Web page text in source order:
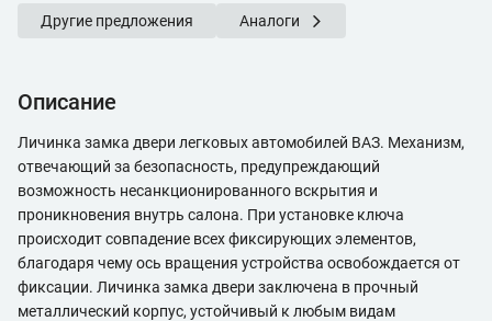
Другие предложения Аналоги
Описание
Личинка замка двери легковых автомобилей ВАЗ. Механизм,
отвечающий за безопасность, предупреждающий
возможность несанкционированного вскрытия и
проникновения внутрь салона. При установке ключа
происходит совпадение всех фиксирующих элементов,
благодаря чему ось вращения устройства освобождается от
фиксации. Личинка замка двери заключена в прочный
металлический корпус, устойчивый к любым видам